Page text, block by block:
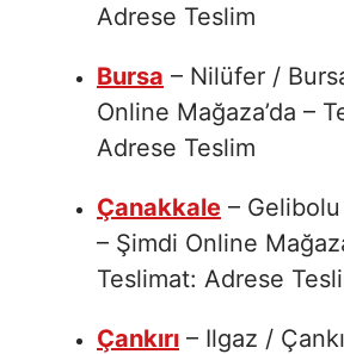
Adrese Teslim
Bursa – Nilüfer /
Online Mağaza’da –
Adrese Teslim
Çanakkale –
– Şimdi Online
Teslimat: Adrese
Çankırı – Ilgaz /